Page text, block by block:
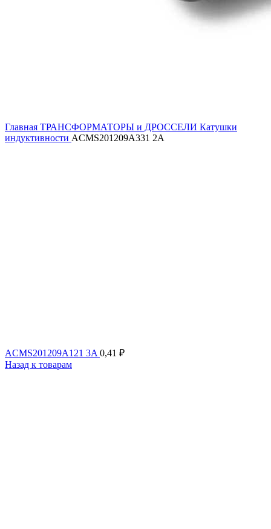
Главная ТРАНСФОРМАТОРЫ и ДРОССЕЛИ Катушки
индуктивности ACMS201209A331 2A
ACMS201209A121 3A 0,41 ₽
Назад к товарам